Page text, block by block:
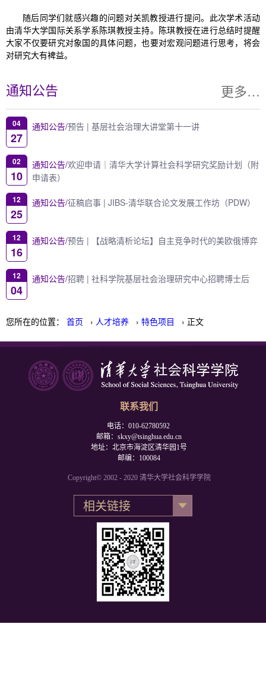
您所在的位置： 首页 › 人才培养 › 特色项目 › 正文
通知公告 更多…
04
27
通知公告/预告 | 基层社会治理大讲堂第十一讲
02
10
通知公告/欢迎申请｜清华大学计算社会科学研究奖励计划（附
申请表）
12
25
通知公告/征稿启事 | JIBS-清华联合论文发展工作坊（PDW）
12
16
通知公告/预告 | 【战略清析论坛】自主竞争时代的美欧俄博弈
12
04
通知公告/招聘 | 社科学院基层社会治理研究中心招聘博士后
随后同学们就感兴趣的问题对关凯教授进行提问。此次学术活动
由清华大学国际关系学系陈琪教授主持。陈琪教授在进行总结时提醒
大家不仅要研究对象国的具体问题，也要对宏观问题进行思考，将会
对研究大有裨益。
联系我们
电话：010-62780592
邮箱：skxy@tsinghua.edu.cn
地址：北京市海淀区清华园1号
邮编：100084
Copyright© 2002 - 2020 清华大学社会科学学院